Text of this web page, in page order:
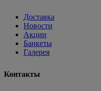
Доставка
Новости
Акции
Банкеты
Галерея
Контакты